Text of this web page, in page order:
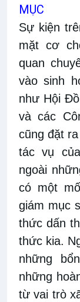
MỤC
Sự kiện
mặt cơ
quan
vào sinh
như Hội
và các
cũng đặt
tác vụ
ngoài
có một
giám mục
thức dấn
thức kia.
những
những
từ vai trò